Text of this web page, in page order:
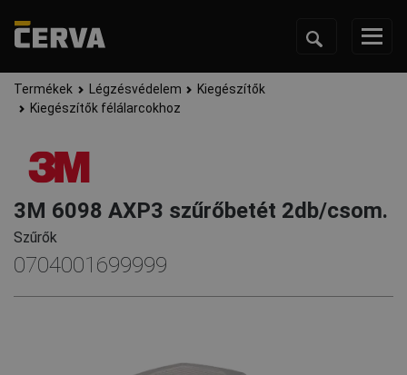
Termékek Légzésvédelem
Kiegészítők
Kiegészítők félálarcokhoz
3M 6098 AXP3 szűrőbetét 2db/csom.
Szűrők
0704001699999